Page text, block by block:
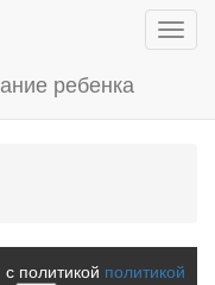
политикой политикой